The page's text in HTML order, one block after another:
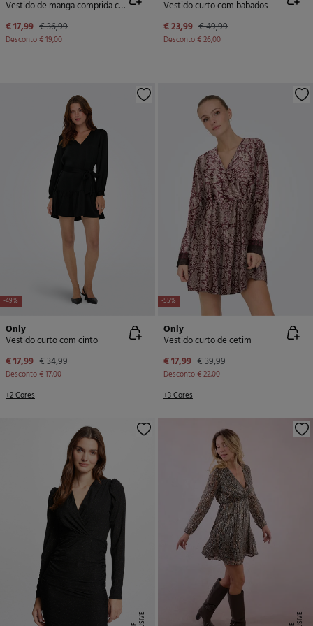
Vestido de manga comprida com detalhes brilhantes
€ 17,99 € 36,99
Desconto€ 19,00
Vestido curto com babados
€ 23,99 € 49,99
Desconto€ 26,00
-49%
Only
Vestido curto com cinto
€ 17,99 € 34,99
Desconto€ 17,00
+2 Cores
-55%
Only
Vestido curto de cetim
€ 17,99 € 39,99
Desconto€ 22,00
+3 Cores